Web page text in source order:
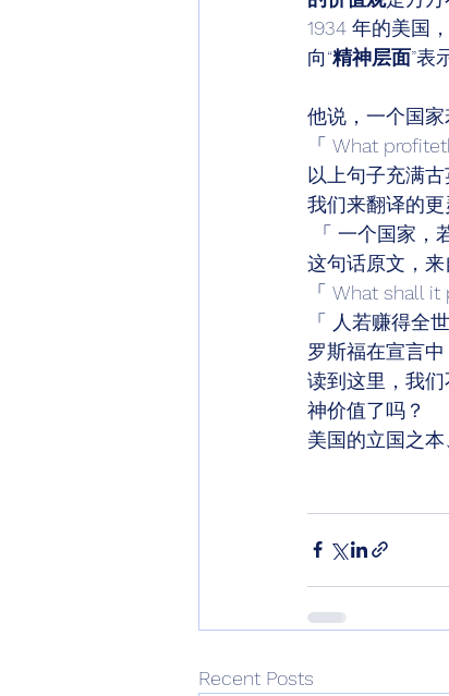
1934 年的美国
向“精神层面”表
他说，一个国
「 What
以上句子充满
我们来翻译的更
「 一个国家
这句话原文，
「 What shall
「 人若赚得全
罗斯福在宣言
读到这里，我
神价值了吗？
美国的立国之
Recent Posts